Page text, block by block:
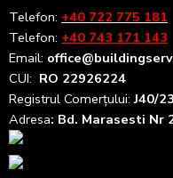
Telefon: +40 722 775 181
Telefon: +40 743 171 143
Email:
CUI: RO 22926224
Registrul Comerțului:J40/
Adresa: Bd. Marasesti Nr